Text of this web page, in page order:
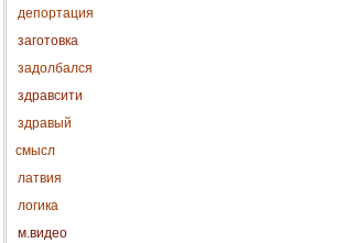
депортация
заготовка
задолбался
здравсити
здравый
смысл
латвия
логика
м.видео